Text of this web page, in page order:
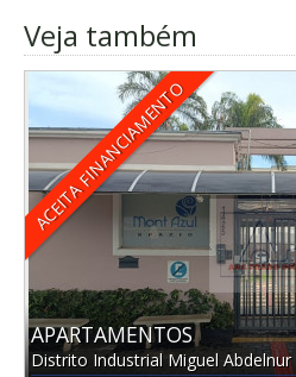
Veja também
ACEITA FINANCIAMENTO
APARTAMENTOS
Distrito Industrial Miguel Abdelnur